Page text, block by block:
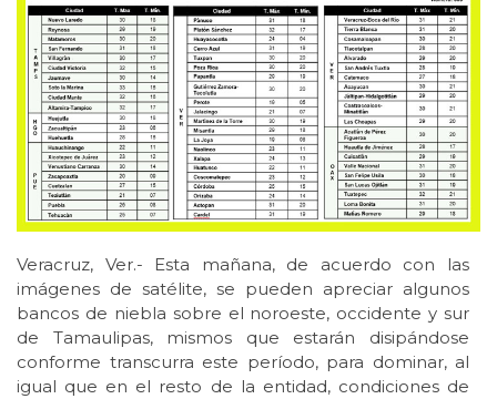
Veracruz, Ver.- Esta mañana, de acuerdo con las
imágenes de satélite, se pueden apreciar algunos
bancos de niebla sobre el noroeste, occidente y sur
de Tamaulipas, mismos que estarán disipándose
conforme transcurra este período, para dominar, al
igual que en el resto de la entidad, condiciones de